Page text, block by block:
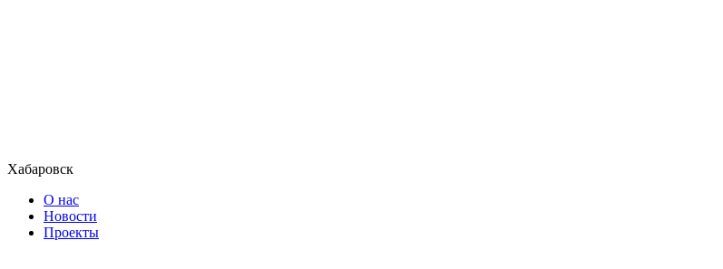
Хабаровск
О нас
Новости
Проекты